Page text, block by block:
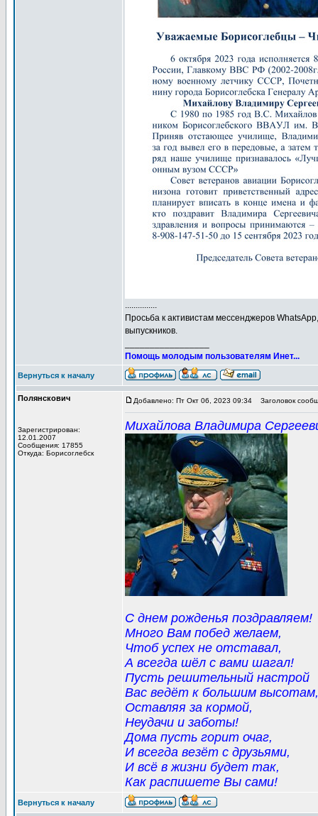
...............
Просьба к активистам мессенджеров
выпускников.
Помощь молодым пользователям Инет...
Вернуться к началу
Полянскович
Зарегистрирован:
12.01.2007
Сообщения: 17855
Откуда: Борисоглебск
Добавлено: Пт Окт 06, 2023 09:34 Заголовок
Михайлова Владимира
С днем рожденья поздравляем!
Много Вам побед желаем,
Чтоб успех не отставал,
А всегда шёл с вами шагал!
Пусть решительный настрой
Вас ведёт к большим высотам,
Оставляя за кормой,
Неудачи и заботы!
Дома пусть горит очаг,
И всегда везёт с друзьями,
И всё в жизни будет так,
Как распишете Вы сами!
Вернуться к началу